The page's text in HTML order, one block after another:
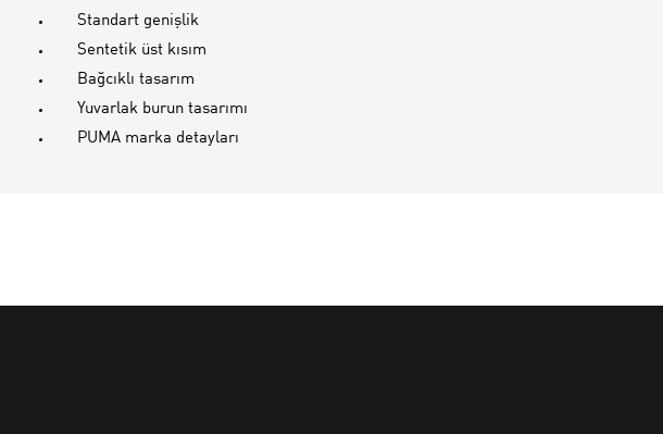
Standart genişlik
Sentetik üst kısım
Bağcıklı tasarım
Yuvarlak burun tasarımı
PUMA marka detayları